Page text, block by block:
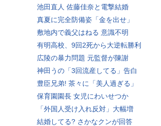
池田直人 佐藤佳奈と電撃結婚
真夏に完全防備姿「金を出せ」
敷地内で義父はねる 意識不明
有明高校、9回2死から大逆転勝利
広陵の暴力問題 元監督が陳謝
神田うの「3回流産してる」告白
豊臣兄弟! 茶々に「美人過ぎる」
保育園園長 女児にわいせつか
「外国人受け入れ反対」大幅増
結婚してる? さかなクンが回答